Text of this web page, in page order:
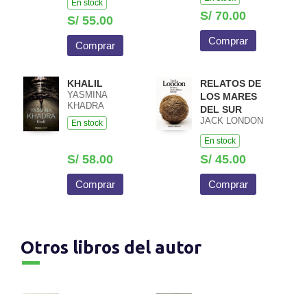
En stock
S/ 55.00
Comprar
S/ 70.00
Comprar
KHALIL
YASMINA
KHADRA
En stock
S/ 58.00
Comprar
RELATOS DE
LOS MARES
DEL SUR
JACK LONDON
En stock
S/ 45.00
Comprar
Otros libros del autor